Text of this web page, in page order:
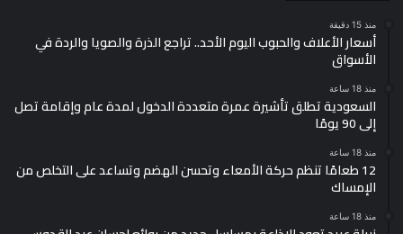
منذ 15 دقيقة
أسعار الأعلاف والحبوب اليوم الأحد.. تراجع الذرة والصويا والردة في
الأسواق
منذ 18 ساعة
السعودية تطلق تأشيرة عمرة متعددة الدخول لمدة عام وإقامة تصل
إلى 90 يومًا
منذ 18 ساعة
12 طعامًا تنظم حركة الأمعاء وتحسن الهضم وتساعد على التخلص من
الإمساك
منذ 18 ساعة